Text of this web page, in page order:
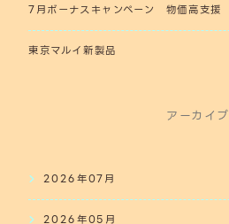
7月ボーナスキャンペーン 物価高支援
東京マルイ新製品
アーカイブ
2026年07月
2026年05月